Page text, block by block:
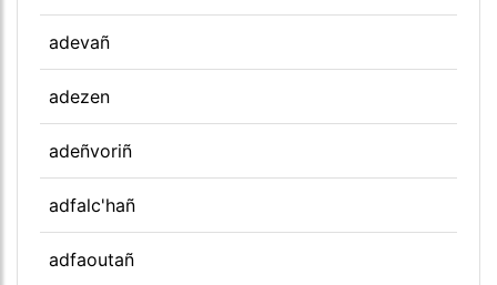
adevañ
adezen
adeñvoriñ
adfalc'hañ
adfaoutañ